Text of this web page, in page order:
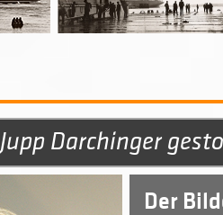
Jupp Darchinger
Der